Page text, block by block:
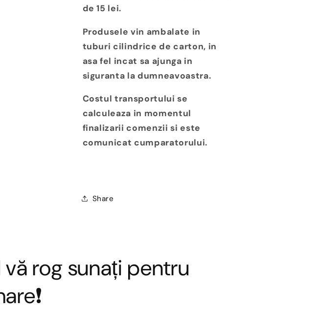
de 15 lei.
Produsele vin ambalate in
tuburi cilindrice de carton, in
asa fel incat sa ajunga in
siguranta la dumneavoastra.
Costul transportului se
calculeaza in momentul
finalizarii comenzii si este
comunicat cumparatorului.
Share
vă rog sunați pentru